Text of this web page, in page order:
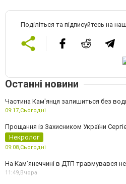
Поділіться та підписуйтесь на
Останні новини
Частина Кам'янця залишиться без
09:17,Сьогодні
Прощання із Захисником України
Некролог
09:08,Сьогодні
На Кам’янеччині в ДТП травмувався
11:49,Вчора